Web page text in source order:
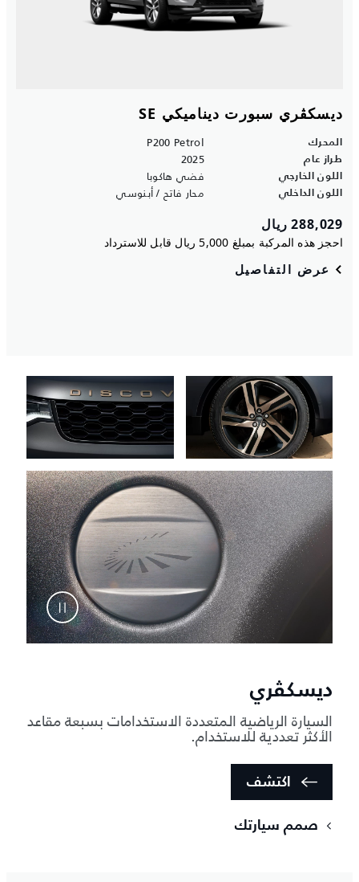
ديسكڤري
السيارة الرياضية المتعددة الاستخدامات بسبعة مقاعد
الأكثر تعددية للاستخدام.
اكتشف
صمم سيارتك